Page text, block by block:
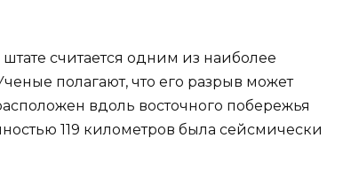
считается одним из наиболее
полагают, что его разрыв может
вдоль восточного побережья
119 километров была сейсмически